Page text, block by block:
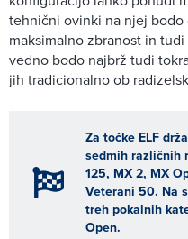
tehnični ovinki na njej bodo
maksimalno zbranost in
vedno bodo najbrž tudi
jih tradicionalno ob
Za točke ELF
sedmih različnih
125, MX 2, MX
Veterani 50. Na
treh pokalnih
Open.